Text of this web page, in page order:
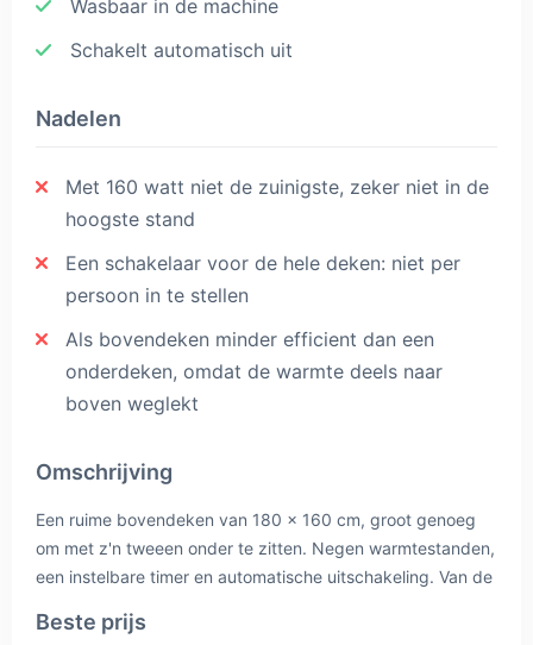
Wasbaar in de machine
Schakelt automatisch uit
Nadelen
Met 160 watt niet de zuinigste, zeker niet in de
hoogste stand
Een schakelaar voor de hele deken: niet per
persoon in te stellen
Als bovendeken minder efficient dan een
onderdeken, omdat de warmte deels naar
boven weglekt
Omschrijving
Een ruime bovendeken van 180 x 160 cm, groot genoeg
om met z'n tweeen onder te zitten. Negen warmtestanden,
een instelbare timer en automatische uitschakeling. Van de
vermogen van 160 watt maakt hem niet de zuinigste;
Beste prijs